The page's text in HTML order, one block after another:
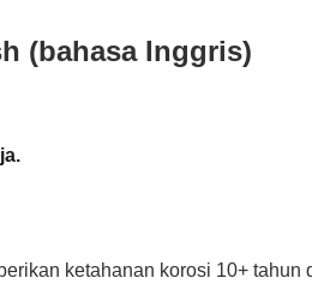
(bahasa Inggris)
ketahanan korosi 10+ tahun